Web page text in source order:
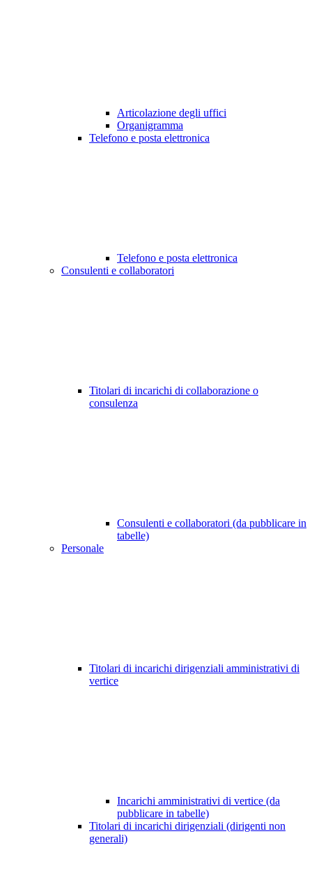
Articolazione degli uffici
Organigramma
Telefono e posta elettronica
Telefono e posta elettronica
Consulenti e collaboratori
Titolari di incarichi di collaborazione o
consulenza
Consulenti e collaboratori (da pubblicare in
tabelle)
Personale
Titolari di incarichi dirigenziali amministrativi di
vertice
Incarichi amministrativi di vertice (da
pubblicare in tabelle)
Titolari di incarichi dirigenziali (dirigenti non
generali)